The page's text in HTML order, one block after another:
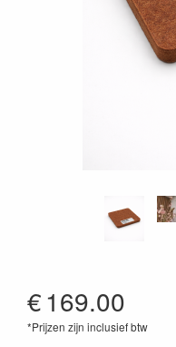
€169.00
*Prijzen zijn inclusief btw